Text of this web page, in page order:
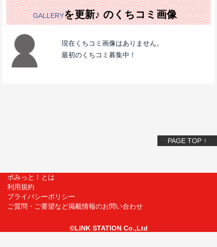
GALLERYを更新♪ のくちコミ画像
現在くちコミ画像はありません。
最初のくちコミ募集中！
PAGE TOP ↑
ポみっと！とは
利用規約
プライバシーポリシー
ご質問・ご要望など掲載情報のお問い合わせ
©LINK STATION Co.,Ltd